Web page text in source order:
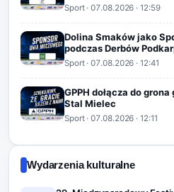
Sport·07.08.2026 · 12:59
Dolina Smaków jako
podczas Derbów
Sport·07.08.2026 · 12:41
GPPH dołącza do
Stal Mielec
Sport·07.08.2026 · 12:11
Wydarzenia kulturalne